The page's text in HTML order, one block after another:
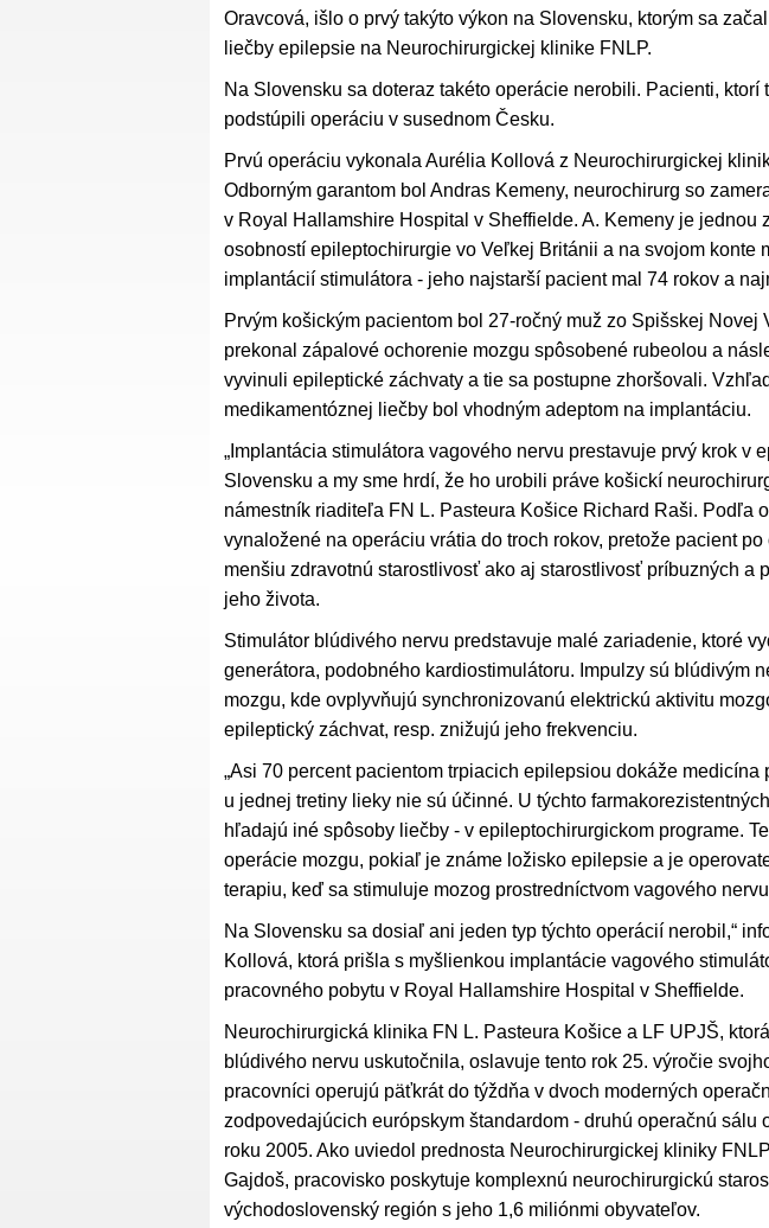
Oravcová, išlo o prvý takýto výkon na Slovensku, ktorým sa
liečby epilepsie na Neurochirurgickej klinike FNLP.
Na Slovensku sa doteraz takéto operácie nerobili. Pacienti, ktorí
podstúpili operáciu v susednom Česku.
Prvú operáciu vykonala Aurélia Kollová z Neurochirurgickej
Odborným garantom bol Andras Kemeny, neurochirurg so
v Royal Hallamshire Hospital v Sheffielde. A. Kemeny je jednou
osobností epileptochirurgie vo Veľkej Británii a na svojom konte
implantácií stimulátora - jeho najstarší pacient mal 74 rokov a
Prvým košickým pacientom bol 27-ročný muž zo Spišskej Novej
prekonal zápalové ochorenie mozgu spôsobené rubeolou a
vyvinuli epileptické záchvaty a tie sa postupne zhoršovali.
medikamentóznej liečby bol vhodným adeptom na implantáciu.
„Implantácia stimulátora vagového nervu prestavuje prvý krok v
Slovensku a my sme hrdí, že ho urobili práve košickí
námestník riaditeľa FN L. Pasteura Košice Richard Raši. Podľa
vynaložené na operáciu vrátia do troch rokov, pretože pacient
menšiu zdravotnú starostlivosť ako aj starostlivosť príbuzných a
jeho života.
Stimulátor blúdivého nervu predstavuje malé zariadenie, ktoré
generátora, podobného kardiostimulátoru. Impulzy sú blúdivým
mozgu, kde ovplyvňujú synchronizovanú elektrickú aktivitu
epileptický záchvat, resp. znižujú jeho frekvenciu.
„Asi 70 percent pacientom trpiacich epilepsiou dokáže medicína
u jednej tretiny lieky nie sú účinné. U týchto
hľadajú iné spôsoby liečby - v epileptochirurgickom programe.
operácie mozgu, pokiaľ je známe ložisko epilepsie a je
terapiu, keď sa stimuluje mozog prostredníctvom vagového
Na Slovensku sa dosiaľ ani jeden typ týchto operácií nerobil,“
Kollová, ktorá prišla s myšlienkou implantácie vagového
pracovného pobytu v Royal Hallamshire Hospital v Sheffielde.
Neurochirurgická klinika FN L. Pasteura Košice a LF UPJŠ,
blúdivého nervu uskutočnila, oslavuje tento rok 25. výročie
pracovníci operujú päťkrát do týždňa v dvoch moderných
zodpovedajúcich európskym štandardom - druhú operačnú sálu
roku 2005. Ako uviedol prednosta Neurochirurgickej kliniky
Gajdoš, pracovisko poskytuje komplexnú neurochirurgickú
východoslovenský región s jeho 1,6 miliónmi obyvateľov.